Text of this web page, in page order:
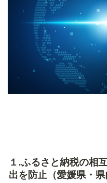
１.ふるさと納税の相
出を防止（愛媛県・県